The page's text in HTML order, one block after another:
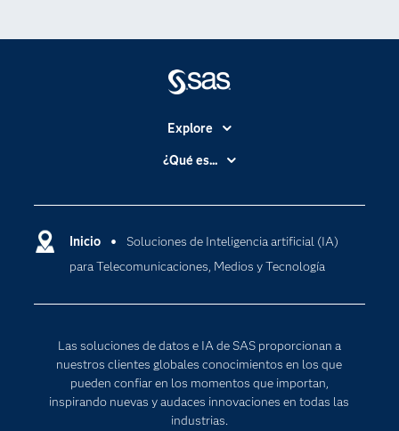
Inicio
Soluciones de Inteligencia artificial (IA)
para Telecomunicaciones, Medios y Tecnología
Las soluciones de datos e IA de SAS proporcionan a
nuestros clientes globales conocimientos en los que
pueden confiar en los momentos que importan,
inspirando nuevas y audaces innovaciones en todas las
industrias.
Explore
Accesibilidad
Compañía
Comunidades
Desarrolladores
Estudiantes
Eventos
Formación
¿Qué es...
Cloud Computing
Inteligencia artificial